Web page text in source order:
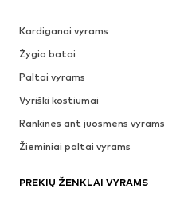
Kardiganai vyrams
Žygio batai
Paltai vyrams
Vyriški kostiumai
Rankinės ant juosmens vyrams
Žieminiai paltai vyrams
PREKIŲ ŽENKLAI VYRAMS